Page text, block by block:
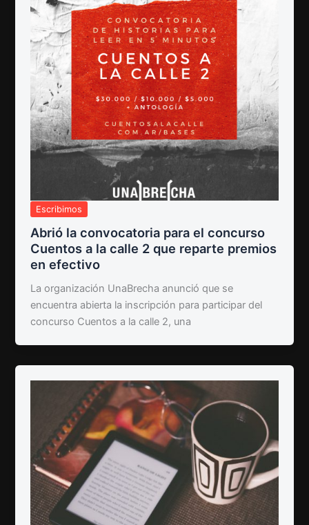
Escribimos
Abrió la convocatoria para el concurso
Cuentos a la calle 2 que reparte premios
en efectivo
La organización UnaBrecha anunció que se
encuentra abierta la inscripción para participar del
concurso Cuentos a la calle 2, una